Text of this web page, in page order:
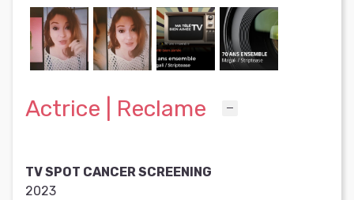
Actrice | Reclame
TV SPOT CANCER SCREENING
2023